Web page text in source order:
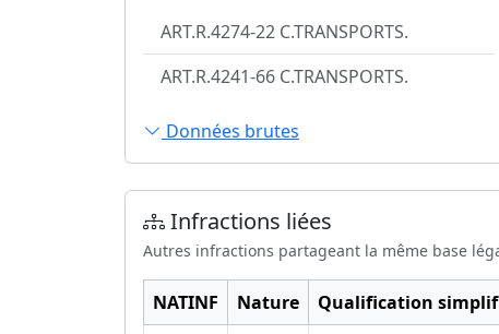
ART.R.4274-22 C.TRANSPORTS.
ART.R.4241-66 C.TRANSPORTS.
Données brutes
Infractions liées
Autres infractions partageant la même base
NATINF Nature
Qualification